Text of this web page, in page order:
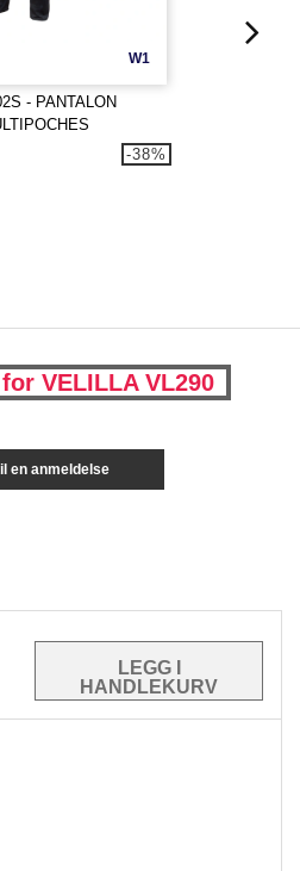
W1
- PANTALON
-38%
VELILLA VL290
en anmeldelse